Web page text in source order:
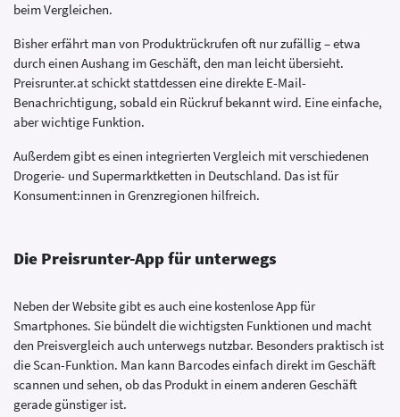
beim Vergleichen.
Bisher erfährt man von Produktrückrufen oft nur zufällig – etwa
durch einen Aushang im Geschäft, den man leicht übersieht.
Preisrunter.at schickt stattdessen eine direkte E-Mail-
Benachrichtigung, sobald ein Rückruf bekannt wird. Eine einfache,
aber wichtige Funktion.
Außerdem gibt es einen integrierten Vergleich mit verschiedenen
Drogerie- und Supermarktketten in Deutschland. Das ist für
Konsument:innen in Grenzregionen hilfreich.
Die Preisrunter-App für unterwegs
Neben der Website gibt es auch eine kostenlose App für
Smartphones. Sie bündelt die wichtigsten Funktionen und macht
den Preisvergleich auch unterwegs nutzbar. Besonders praktisch ist
die Scan-Funktion. Man kann Barcodes einfach direkt im Geschäft
scannen und sehen, ob das Produkt in einem anderen Geschäft
gerade günstiger ist.